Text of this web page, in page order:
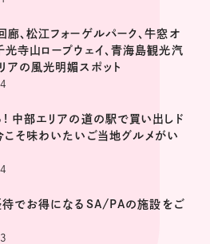
廊、松江フォーゲルパーク、牛窓オ
光寺山ロープウェイ、青海島観光汽
アの風光明媚スポット
中部エリアの道の駅で買い出しド
こそ味わいたいご当地グルメがい
でお得になるSA/PAの施設をご